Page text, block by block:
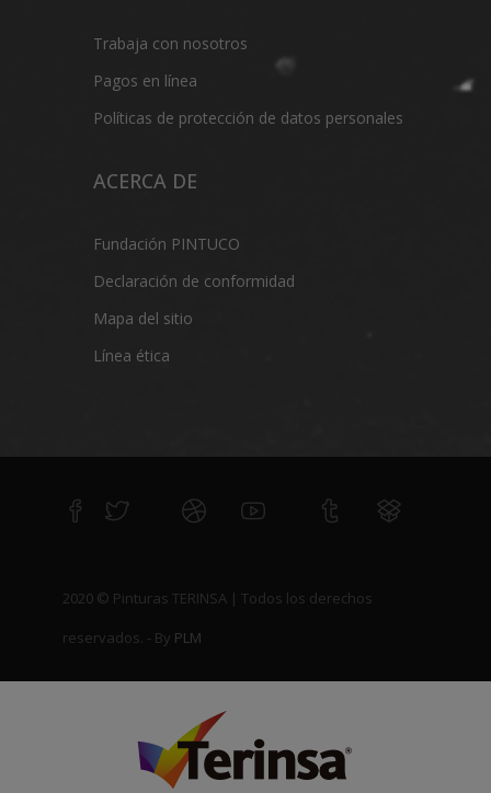
Trabaja con nosotros
Pagos en línea
Políticas de protección de datos personales
ACERCA DE
Fundación PINTUCO
Declaración de conformidad
Mapa del sitio
Línea ética
2020 © Pinturas TERINSA | Todos los derechos
reservados. - By PLM